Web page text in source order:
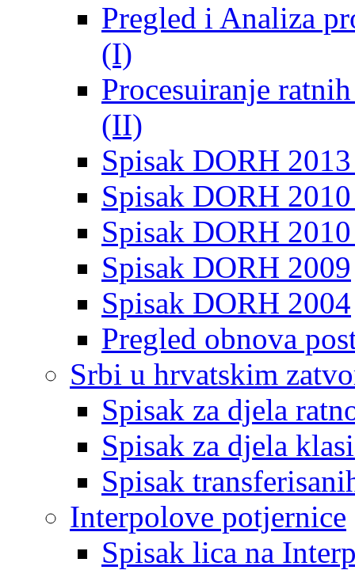
Pregled i Analiza
(I)
Procesuiranje
(II)
Spisak DORH
Spisak DORH
Spisak DORH
Spisak DORH 2009
Spisak DORH 2004
Pregled obnova
Srbi u hrvatskim
Spisak za djela
Spisak za djela
Spisak
Interpolove potjernice
Spisak lica na